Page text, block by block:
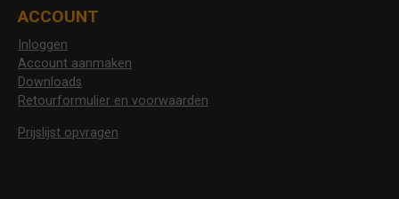
ACCOUNT
Inloggen
Account aanmaken
Downloads
Retourformulier en voorwaarden
Prijslijst opvragen